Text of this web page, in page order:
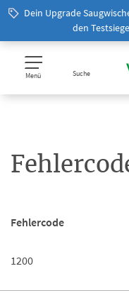
Dein Upgrade
den
Menü Suche
Fehlercode
1200